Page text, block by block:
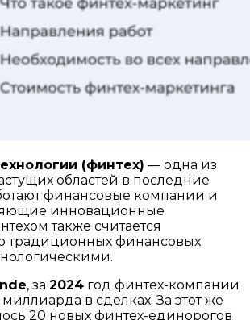
(финтех) — одна из
областей в последние
финансовые компании и
инновационные
также считается
традиционных финансовых
, за 2024 год финтех-компании
в сделках. За этот же
20 новых финтех-единорогов